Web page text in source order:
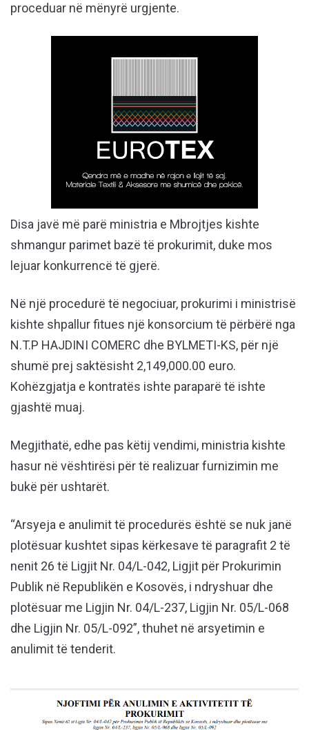
proceduar në mënyrë urgjente.
Disa javë më parë ministria e Mbrojtjes kishte
shmangur parimet bazë të prokurimit, duke mos
lejuar konkurrencë të gjerë.
Në një procedurë të negociuar, prokurimi i ministrisë
kishte shpallur fitues një konsorcium të përbërë nga
N.T.P HAJDINI COMERC dhe BYLMETI-KS, për një
shumë prej saktësisht 2,149,000.00 euro.
Kohëzgjatja e kontratës ishte paraparë të ishte
gjashtë muaj.
Megjithatë, edhe pas këtij vendimi, ministria kishte
hasur në vështirësi për të realizuar furnizimin me
bukë për ushtarët.
“Arsyeja e anulimit të procedurës është se nuk janë
plotësuar kushtet sipas kërkesave të paragrafit 2 të
nenit 26 të Ligjit Nr. 04/L-042, Ligjit për Prokurimin
Publik në Republikën e Kosovës, i ndryshuar dhe
plotësuar me Ligjin Nr. 04/L-237, Ligjin Nr. 05/L-068
dhe Ligjin Nr. 05/L-092”, thuhet në arsyetimin e
anulimit të tenderit.